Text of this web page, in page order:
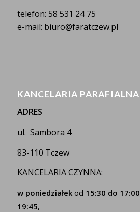
telefon: 58 531 24 75
e-mail: biuro@faratczew.pl
KANCELARIA PARAFIALNA
ADRES
ul. Sambora 4
83-110 Tczew
KANCELARIA CZYNNA:
w poniedziałekod 15:30 do 17:00
19:45,